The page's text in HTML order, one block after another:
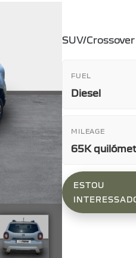
SUV/Crossover
FUEL
Diesel
MILEAGE
65K
ESTOU